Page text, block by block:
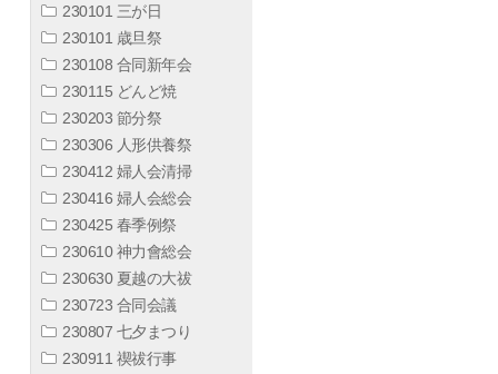
230101 三が日
230101 歳旦祭
230108 合同新年会
230115 どんど焼
230203 節分祭
230306 人形供養祭
230412 婦人会清掃
230416 婦人会総会
230425 春季例祭
230610 神力會総会
230630 夏越の大祓
230723 合同会議
230807 七夕まつり
230911 禊祓行事